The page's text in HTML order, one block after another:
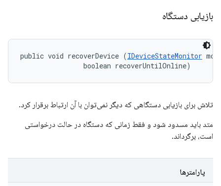
بازیابی دستگاه
public void recoverDevice (IDeviceStateMonitor
                boolean recoverUntilOnline)
تلاش برای بازیابی دستگاهی که دیگر نمی‌توان با آن ارتباط برقرار کرد.
متد باید مسدود شود و فقط زمانی که دستگاه در حالت درخواستی
است، برگرداند.
پارامترها